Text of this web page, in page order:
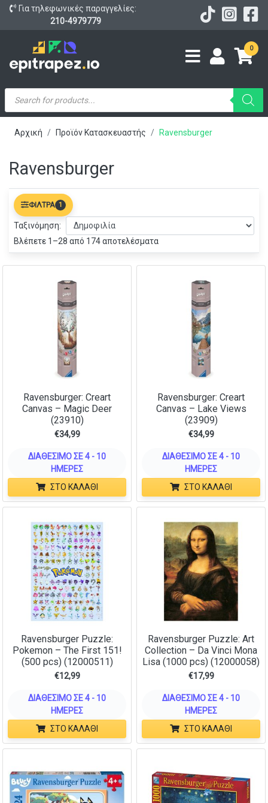
Για τηλεφωνικές παραγγελίες:
210-4979779
0
Products
search
Αρχική Προϊόν Κατασκευαστής Ravensburger
Ravensburger
Βλέπετε 1–28 από 174 αποτελέσματα
ΦΊΛΤΡΑ 1
Ταξινόμηση:
Ravensburger: Creart
Canvas – Magic Deer
(23910)
€34,99
ΔΙΑΘΈΣΙΜΟ ΣΕ 4 - 10
ΗΜΈΡΕΣ
ΣΤΟ ΚΑΛΆΘΙ
Ravensburger: Creart
Canvas – Lake Views
(23909)
€34,99
ΔΙΑΘΈΣΙΜΟ ΣΕ 4 - 10
ΗΜΈΡΕΣ
ΣΤΟ ΚΑΛΆΘΙ
Ravensburger Puzzle:
Pokemon – The First 151!
(500 pcs) (12000511)
€12,99
ΔΙΑΘΈΣΙΜΟ ΣΕ 4 - 10
ΗΜΈΡΕΣ
ΣΤΟ ΚΑΛΆΘΙ
Ravensburger Puzzle: Art
Collection – Da Vinci Mona
Lisa (1000 pcs) (12000058)
€17,99
ΔΙΑΘΈΣΙΜΟ ΣΕ 4 - 10
ΗΜΈΡΕΣ
ΣΤΟ ΚΑΛΆΘΙ